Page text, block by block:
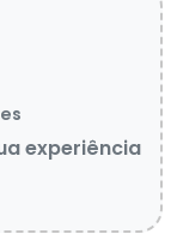
experiência